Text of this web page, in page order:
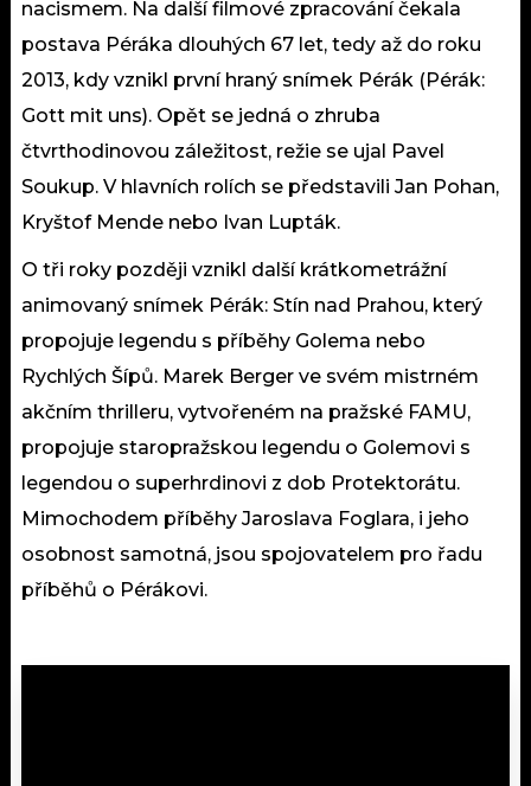
nacismem. Na další filmové zpracování čekala
postava Péráka dlouhých 67 let, tedy až do roku
2013, kdy vznikl první hraný snímek Pérák (Pérák:
Gott mit uns). Opět se jedná o zhruba
čtvrthodinovou záležitost, režie se ujal Pavel
Soukup. V hlavních rolích se představili Jan Pohan,
Kryštof Mende nebo Ivan Lupták.
O tři roky později vznikl další krátkometrážní
animovaný snímek Pérák: Stín nad Prahou, který
propojuje legendu s příběhy Golema nebo
Rychlých Šípů. Marek Berger ve svém mistrném
akčním thrilleru, vytvořeném na pražské FAMU,
propojuje staropražskou legendu o Golemovi s
legendou o superhrdinovi z dob Protektorátu.
Mimochodem příběhy Jaroslava Foglara, i jeho
osobnost samotná, jsou spojovatelem pro řadu
příběhů o Pérákovi.